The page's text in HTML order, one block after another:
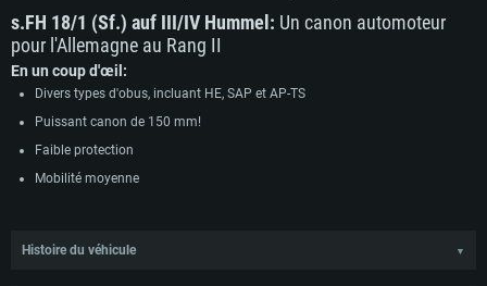
s.FH 18/1 (Sf.) auf III/IV Hummel: Un canon automoteur
pour l'Allemagne au Rang II
En un coup d'œil:
Divers types d'obus, incluant HE, SAP et AP-TS
Puissant canon de 150 mm!
Faible protection
Mobilité moyenne
Histoire du véhicule ▼